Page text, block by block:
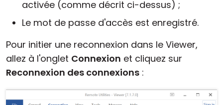
activée (comme décrit ci-dessus) ;
Le mot de passe d'accès est enregistré.
Pour initier une reconnexion dans le Viewer,
allez à l'onglet Connexion et cliquez sur
Reconnexion des connexions :